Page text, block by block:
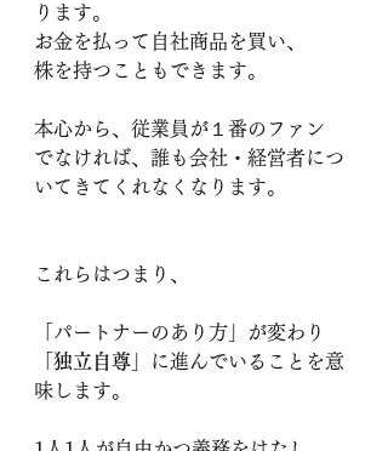
ります。
お金を払って自社商品を買い、
株を持つこともできます。
本心から、従業員が１番のファン
でなければ、誰も会社・経営者につ
いてきてくれなくなります。
これらはつまり、
「パートナーのあり方」が変わり
「独立自尊」
に進んでいることを意
味します。